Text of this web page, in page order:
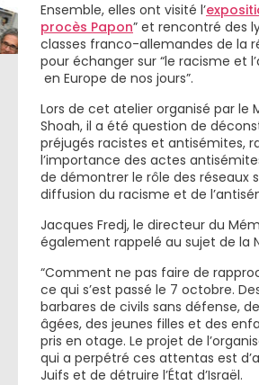
Ensemble, elles ont visité l’
procès Papon” et rencontré des
classes franco-allemandes de la
pour échanger sur “le racisme et
en Europe de nos jours”.
Lors de cet atelier organisé par le
Shoah, il a été question de
préjugés racistes et antisémites,
l’importance des actes
de démontrer le rôle des réseaux
diffusion du racisme et de
Jacques Fredj, le directeur du
également rappelé au sujet de la
“Comment ne pas faire de
ce qui s’est passé le 7 octobre.
barbares de civils sans défense,
âgées, des jeunes filles et des
pris en otage. Le projet de
qui a perpétré ces attentas est
Juifs et de détruire l’État d’Israël.